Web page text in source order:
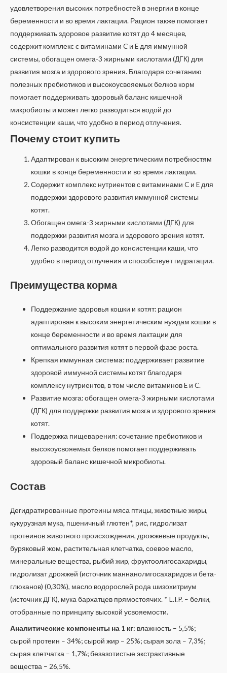
удовлетворения высоких потребностей в энергии в конце
беременности и во время лактации. Рацион также помогает
поддерживать здоровое развитие котят до 4 месяцев,
содержит комплекс с витаминами C и E для иммунной
системы, обогащен омега-3 жирными кислотами (ДГК) для
развития мозга и здорового зрения. Благодаря сочетанию
полезных пребиотиков и высокоусвояемых белков корм
помогает поддерживать здоровый баланс кишечной
микробиоты и может легко разводиться водой до
консистенции каши, что удобно в период отлучения.
Почему стоит купить
Адаптирован к высоким энергетическим потребностям
кошки в конце беременности и во время лактации.
Содержит комплекс нутриентов с витаминами C и E для
поддержки здорового развития иммунной системы
котят.
Обогащен омега-3 жирными кислотами (ДГК) для
поддержки развития мозга и здорового зрения котят.
Легко разводится водой до консистенции каши, что
удобно в период отлучения и способствует гидратации.
Преимущества корма
Поддержание здоровья кошки и котят: рацион
адаптирован к высоким энергетическим нуждам кошки в
конце беременности и во время лактации для
оптимального развития котят в первой фазе роста.
Крепкая иммунная система: поддерживает развитие
здоровой иммунной системы котят благодаря
комплексу нутриентов, в том числе витаминов E и C.
Развитие мозга: обогащен омега-3 жирными кислотами
(ДГК) для поддержки развития мозга и здорового зрения
котят.
Поддержка пищеварения: сочетание пребиотиков и
высокоусвояемых белков помогает поддерживать
здоровый баланс кишечной микробиоты.
Состав
Дегидратированные протеины мяса птицы, животные жиры,
кукурузная мука, пшеничный глютен*, рис, гидролизат
протеинов животного происхождения, дрожжевые продукты,
буряковый жом, растительная клетчатка, соевое масло,
минеральные вещества, рыбий жир, фруктоолигосахариды,
гидролизат дрожжей (источник маннанолигосахаридов и бета-
глюканов) (0,30%), масло водорослей рода шизохитриум
(источник ДГК), мука бархатцев прямостоячих. * L.I.P. – белки,
отобранные по принципу высокой усвояемости.
Аналитические компоненты на 1 кг: влажность – 5,5%;
сырой протеин – 34%; сырой жир – 25%; сырая зола – 7,3%;
сырая клетчатка – 1,7%; безазотистые экстрактивные
вещества – 26,5%.